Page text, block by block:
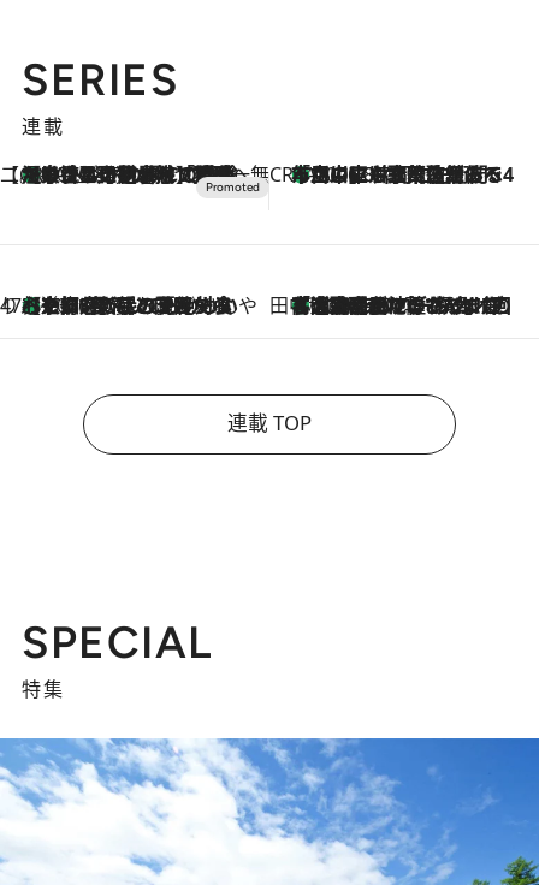
SERIES
連載
【CREA×星野リゾート】唯一無二。癒しと発見が待つ場所へ
2026.8.7
【トンボの足水浴】ヒノキの香りに包まれて涼感マックス！約13℃の湧水かけ流しを避暑地「星野温泉 トンボの湯」で体験 CREA'S CHOICE
2026.8.7
「立川にも歌舞伎があるんだよ」 片岡仁左衛門・市川中車ら豪華座組みで4年目の立川立飛歌舞伎へ
47都道府県の手みやげ ひんやりスイーツで夏を満喫
2026.8.7
【京都府】この夏絶対食べたい 冷やしておいしいおやつ3選 ひと口目から心を掴む新緑のテリーヌ 田中稲の勝手に再ブーム
2026.8.7
「湘南乃風に憧れて」観客大盛上がりの“タオル回し”に、ラッパー顔負けの高速歌唱まで…さだまさし（74）のアグレッシブすぎる現在地
連載 TOP
SPECIAL
特集